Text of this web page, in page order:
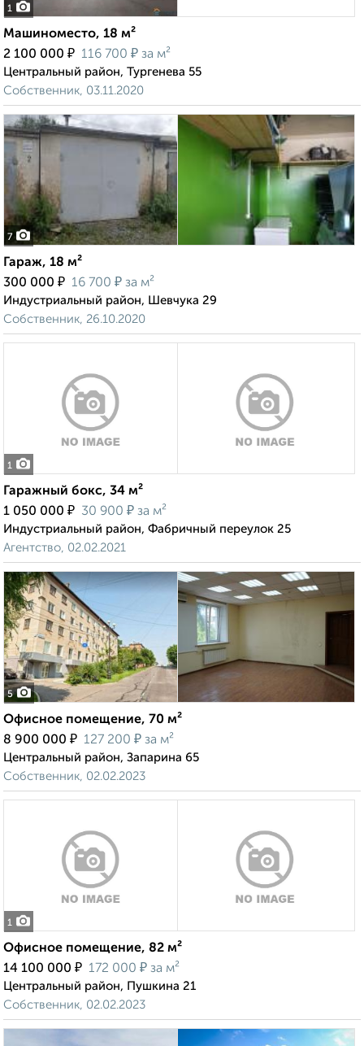
1
Машиноместо, 18 м²
2 100 000 ₽ 116 700 ₽ за м²
Центральный район, Тургенева 55
Собственник, 03.11.2020
7
Гараж, 18 м²
300 000 ₽ 16 700 ₽ за м²
Индустриальный район, Шевчука 29
Собственник, 26.10.2020
1
Гаражный бокс, 34 м²
1 050 000 ₽ 30 900 ₽ за м²
Индустриальный район, Фабричный переулок 25
Агентство, 02.02.2021
5
Офисное помещение, 70 м²
8 900 000 ₽ 127 200 ₽ за м²
Центральный район, Запарина 65
Собственник, 02.02.2023
1
Офисное помещение, 82 м²
14 100 000 ₽ 172 000 ₽ за м²
Центральный район, Пушкина 21
Собственник, 02.02.2023